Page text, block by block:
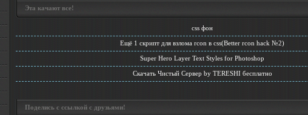
Эта качают все!
css фон
Ещё 1 скрипт для взлома rcon в css(Better rcon hack №2)
Super Hero Layer Text Styles for Photoshop
Скачать Чистый Сервер by TERESHI бесплатно
Поделись с ссылкой с друзьями!